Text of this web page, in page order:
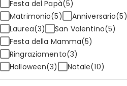
Festa del Papà(5)
Matrimonio(5)
Anniversario(5)
Laurea(3)
San Valentino(5)
Festa della Mamma(5)
Ringraziamento(3)
Halloween(3)
Natale(10)